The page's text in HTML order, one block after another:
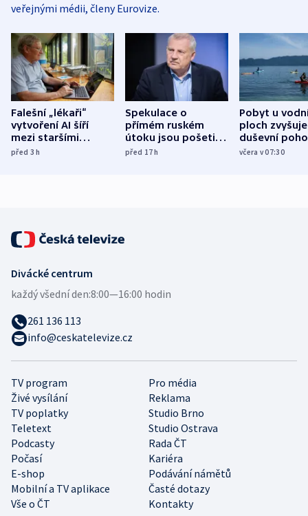
veřejnými médii, členy Eurovize.
Falešní „lékaři“
vytvoření AI šíří
mezi staršími
Poláky nebezpečné
před 3h
Spekulace o
přímém ruském
útoku jsou pošetilé,
míní estonský
před 17h
Pobyt u
ploch zvyšuje
duševní
ukázala
včera v 07:30
TV program
Pro média
Živé vysílání
Reklama
TV poplatky
Studio Brno
Teletext
Studio Ostrava
Podcasty
Rada ČT
Počasí
Kariéra
E-shop
Podávání námětů
Mobilní a TV aplikace
Časté dotazy
Vše o ČT
Kontakty
Divácké centrum
každý všední den:8:00—16:00 hodin
261 136 113
info@ceskatelevize.cz